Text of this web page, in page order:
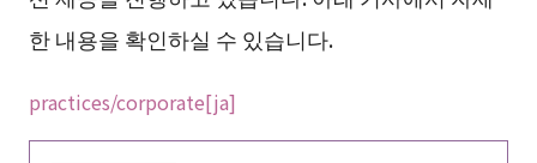
한 내용을 확인하실 수 있습니다.
practices/corporate[ja]